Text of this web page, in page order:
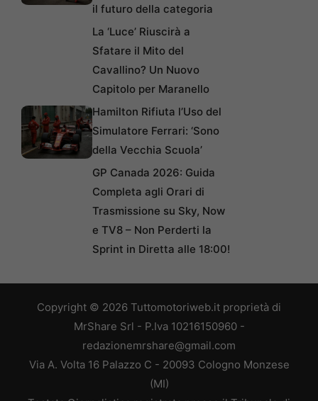
il futuro della categoria
La ‘Luce’ Riuscirà a
Sfatare il Mito del
Cavallino? Un Nuovo
Capitolo per Maranello
Hamilton Rifiuta l’Uso del
Simulatore Ferrari: ‘Sono
della Vecchia Scuola’
GP Canada 2026: Guida
Completa agli Orari di
Trasmissione su Sky, Now
e TV8 – Non Perderti la
Sprint in Diretta alle 18:00!
Copyright © 2026 Tuttomotoriweb.it proprietà di
MrShare Srl - P.Iva 10216150960 -
redazionemrshare@gmail.com
Via A. Volta 16 Palazzo C - 20093 Cologno Monzese
(MI)